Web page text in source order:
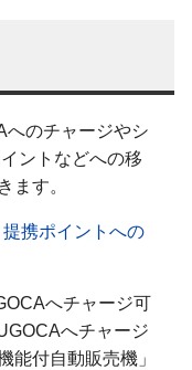
へのチャージやシ
ントなどへの移
ます。
携ポイントへの
へチャージ可
へチャージ
能付自動販売機」